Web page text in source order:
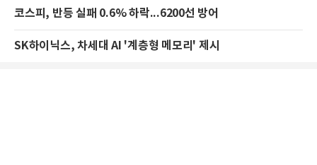
코스피, 반등 실패 0.6% 하락...6200선 방어
SK하이닉스, 차세대 AI '계층형 메모리' 제시